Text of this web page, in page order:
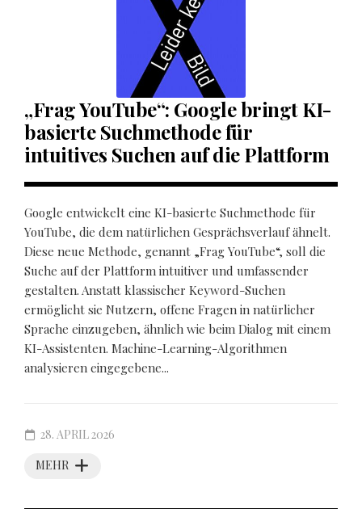
„Frag YouTube“: Google bringt KI-
basierte Suchmethode für
intuitives Suchen auf die Plattform
Google entwickelt eine KI-basierte Suchmethode für
YouTube, die dem natürlichen Gesprächsverlauf ähnelt.
Diese neue Methode, genannt „Frag YouTube“, soll die
Suche auf der Plattform intuitiver und umfassender
gestalten. Anstatt klassischer Keyword-Suchen
ermöglicht sie Nutzern, offene Fragen in natürlicher
Sprache einzugeben, ähnlich wie beim Dialog mit einem
KI-Assistenten. Machine-Learning-Algorithmen
analysieren eingegebene...
MEHR
28. APRIL 2026